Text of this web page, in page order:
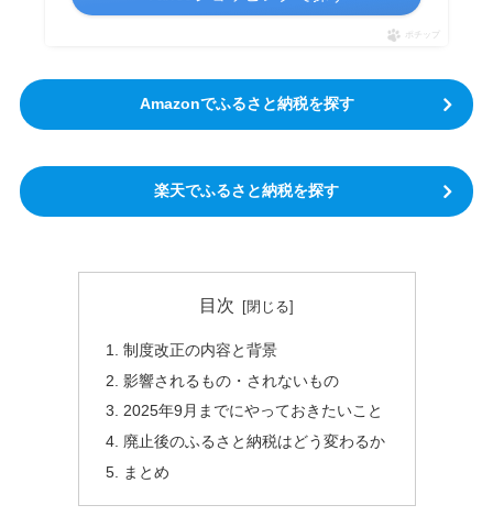
ポチップ
Amazonでふるさと納税を探す
楽天でふるさと納税を探す
目次
制度改正の内容と背景
影響されるもの・されないもの
2025年9月までにやっておきたいこと
廃止後のふるさと納税はどう変わるか
まとめ